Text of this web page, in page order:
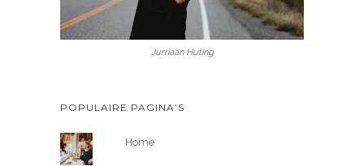
Jurriaan Huting
POPULAIRE PAGINA’S
Home